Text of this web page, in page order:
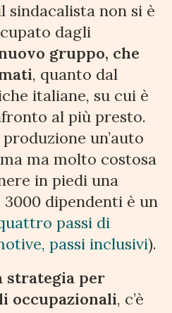
sindacalista non si è
dagli
gruppo, che
, quanto dal
italiane, su cui è
al più presto.
un’auto
ma molto costosa
in piedi una
dipendenti è un
passi di
passi inclusivi).
strategia per
occupazionali, c’è